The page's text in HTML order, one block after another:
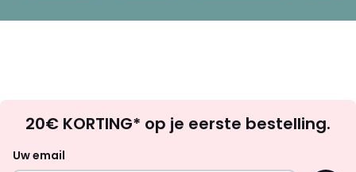
zoek
20€ KORTING* op je eerste bestelling.
Uw email